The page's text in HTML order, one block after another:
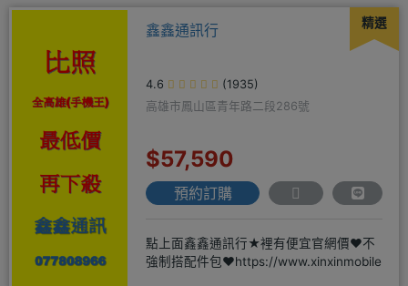
精選
鑫鑫通訊行
4.6
(1935)
高雄市鳳山區青年路二段286號
$57,590
預約訂購
點上面鑫鑫通訊行★裡有便宜官網價❤️不
強制搭配件包❤️https://www.xinxinmobile